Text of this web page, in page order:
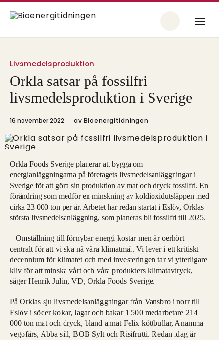
Livsmedelsproduktion
Orkla satsar på fossilfri
livsmedelsproduktion i Sverige
16 november 2022 av Bioenergitidningen
Orkla Foods Sverige planerar att bygga om
energianläggningarna på företagets livsmedelsanläggningar i
Sverige för att göra sin produktion av mat och dryck fossilfri. En
förändring som medför en minskning av koldioxidutsläppen med
cirka 23 000 ton per år. Arbetet har redan startat i Eslöv, Orklas
största livsmedelsanläggning, som planeras bli fossilfri till 2025.
– Omställning till förnybar energi kostar men är oerhört
centralt för att vi ska nå våra klimatmål. Vi lever i ett kritiskt
decennium för klimatet och med investeringen tar vi ytterligare
kliv för att minska vårt och våra produkters klimatavtryck,
säger Henrik Julin, VD, Orkla Foods Sverige.
På Orklas sju livsmedelsanläggningar från Vansbro i norr till
Eslöv i söder kokar, lagar och bakar 1 500 medarbetare 214
000 ton mat och dryck, bland annat Felix köttbullar, Anamma
vegofärs, Abba sill, BOB Sylt och Risifrutti. Redan idag är